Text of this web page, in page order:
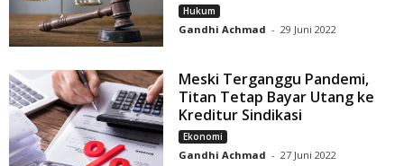
Hukum
Gandhi Achmad - 29 Juni 2022
Meski Terganggu Pandemi,
Titan Tetap Bayar Utang ke
Kreditur Sindikasi
Ekonomi
Gandhi Achmad - 27 Juni 2022